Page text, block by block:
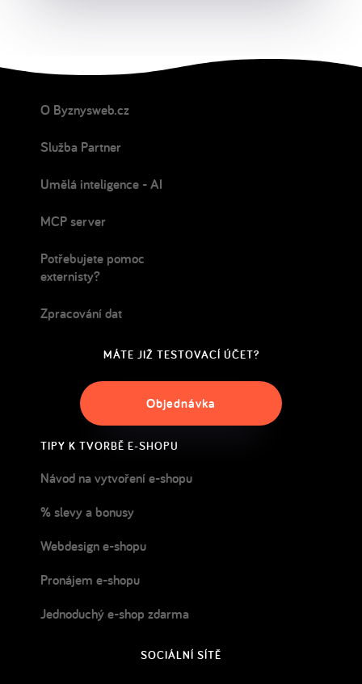
O Byznysweb.cz
Služba Partner
Umělá inteligence - AI
MCP server
Potřebujete pomoc
externisty?
Zpracování dat
MÁTE JIŽ TESTOVACÍ ÚČET?
Objednávka
TIPY K TVORBĚ E-SHOPU
Návod na vytvoření e-shopu
% slevy a bonusy
Webdesign e-shopu
Pronájem e-shopu
Jednoduchý e-shop zdarma
SOCIÁLNÍ SÍTĚ